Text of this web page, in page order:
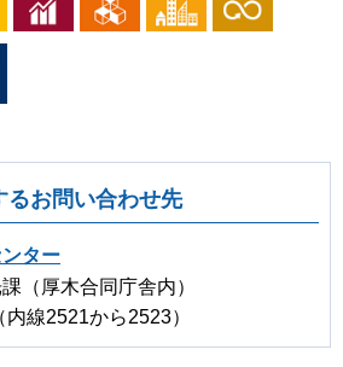
るお問い合わせ先
ター
（厚木合同庁舎内）
線2521から2523）